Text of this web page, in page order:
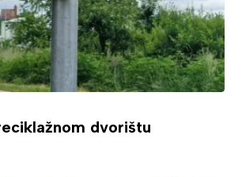
dvorištu